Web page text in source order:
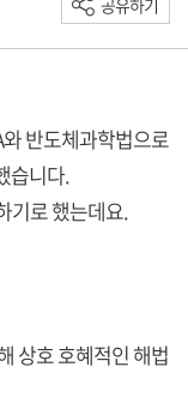
반도체과학법으로
습니다.
기로 했는데요.
상호 호혜적인 해법